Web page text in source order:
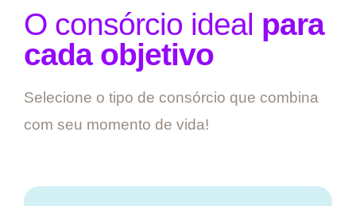
O consórcio ideal para
cada objetivo
Selecione o tipo de consórcio que combina
com seu momento de vida!